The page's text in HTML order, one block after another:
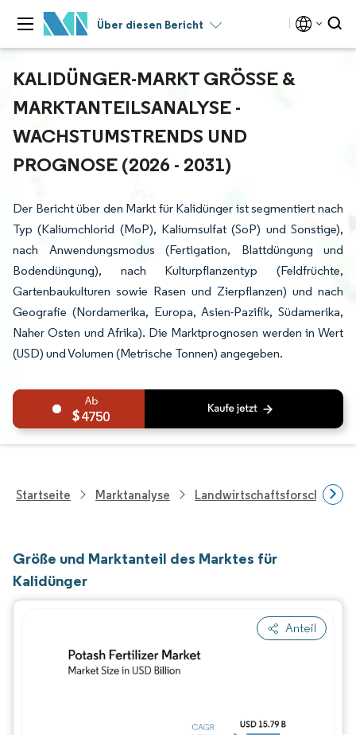
Über diesen Bericht
KALIDÜNGER-MARKT GRÖSSE & M
ARKTANTEILSANALYSE - W
ACHSTUMSTRENDS UND P
ROGNOSE (2026 - 2031)
Der Bericht über den Markt für Kalidünger ist segmentiert nach
Typ (Kaliumchlorid (MoP), Kaliumsulfat (SoP) und Sonstige),
nach Anwendungsmodus (Fertigation, Blattdüngung und
Bodendüngung), nach Kulturpflanzentyp (Feldfrüchte,
Gartenbaukulturen sowie Rasen und Zierpflanzen) und nach
Geografie (Nordamerika, Europa, Asien-Pazifik, Südamerika,
Naher Osten und Afrika). Die Marktprognosen werden in Wert
(USD) und Volumen (Metrische Tonnen) angegeben.
4750
Startseite Marktanalyse Landwirtschaftsforschung
Größe und Marktanteil des Marktes für
Kalidünger
Anteil